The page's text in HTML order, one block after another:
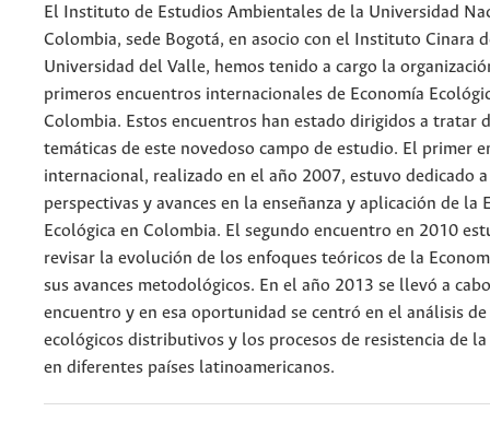
El Instituto de Estudios Ambientales de la Universidad
Colombia, sede Bogotá, en asocio con el Instituto Cinara
Universidad del Valle, hemos tenido a cargo la
primeros encuentros internacionales de Economía
Colombia. Estos encuentros han estado dirigidos a tratar
temáticas de este novedoso campo de estudio. El primer
internacional, realizado en el año 2007, estuvo dedicado
perspectivas y avances en la enseñanza y aplicación de la
Ecológica en Colombia. El segundo encuentro en 2010
revisar la evolución de los enfoques teóricos de la
sus avances metodológicos. En el año 2013 se llevó a
encuentro y en esa oportunidad se centró en el análisis
ecológicos distributivos y los procesos de resistencia de
en diferentes países latinoamericanos.